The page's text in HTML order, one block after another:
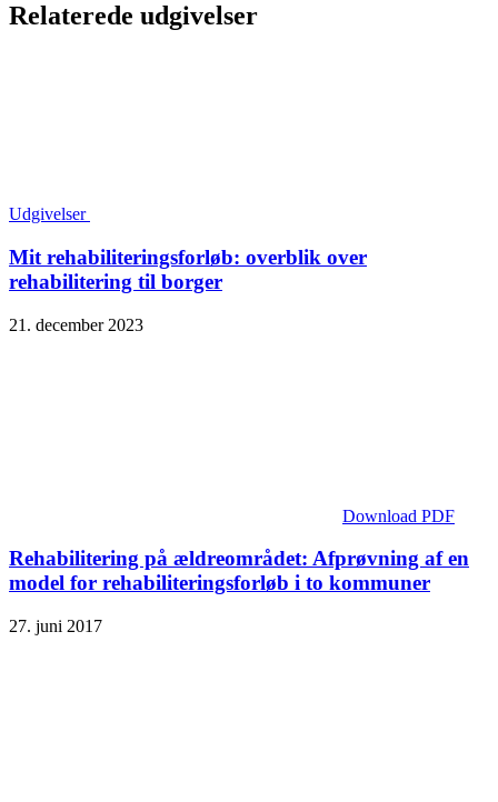
Relaterede udgivelser
Udgivelser
Mit rehabiliteringsforløb: overblik over
rehabilitering til borger
21. december 2023
Download PDF
Rehabilitering på ældreområdet: Afprøvning af en
model for rehabiliterings­forløb i to kommuner
27. juni 2017